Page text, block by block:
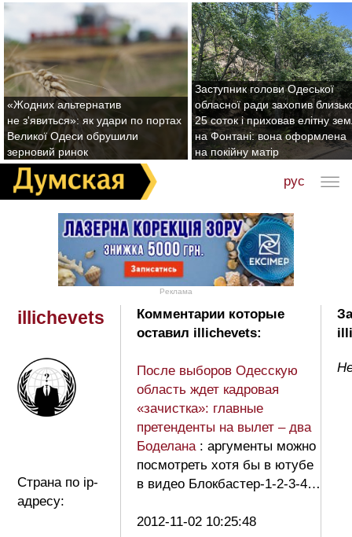
«Жодних альтернатив
не з'явиться»: як удари по портах
Великої Одеси обрушили
зерновий ринок
Заступник голови Одеської
обласної ради захопив
25 соток і приховав елітну
на Фонтані: вона оформлена
на покійну матір
рус
Реклама
illichevets
Страна по ip-
адресу:
Комментарии которые
оставил illichevets:
После выборов Одесскую
область ждет кадровая
«зачистка»: главные
претенденты на вылет – два
Боделана : аргументы можно
посмотреть хотя бы в ютубе
в видео Блокбастер-1-2-3-4…
2012-11-02 10:25:48